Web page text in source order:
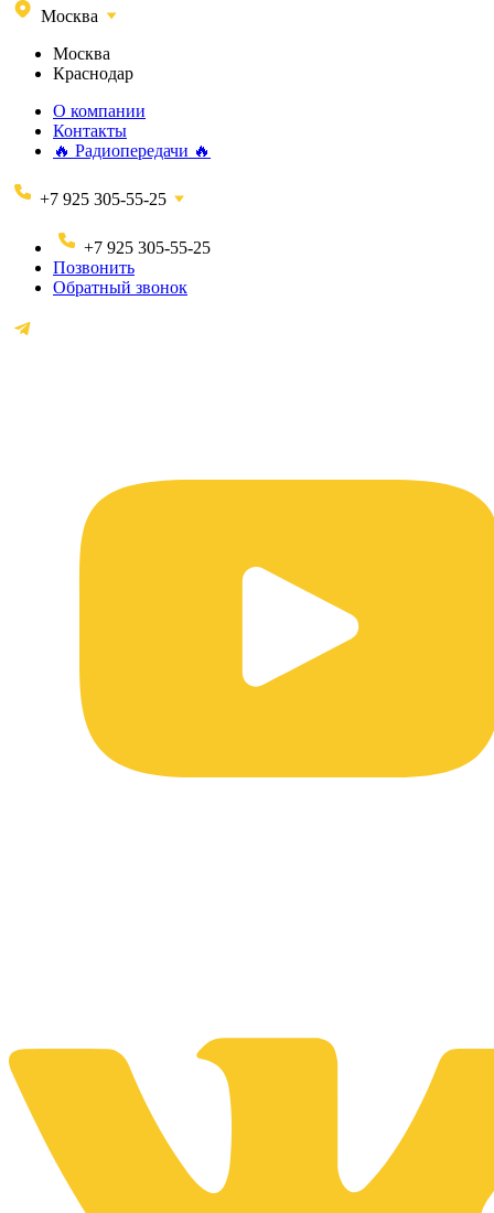
Москва
Москва
Краснодар
О компании
Контакты
🔥 Радиопередачи 🔥
+7 925 305-55-25
+7 925 305-55-25
Позвонить
Обратный звонок